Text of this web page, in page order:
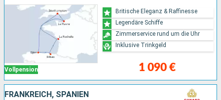
Vollpension 1 090 €
Britische Eleganz & Raffinesse
Legendäre Schiffe
Zimmerservice rund um die Uhr
Inklusive Trinkgeld
FRANKREICH, SPANIEN